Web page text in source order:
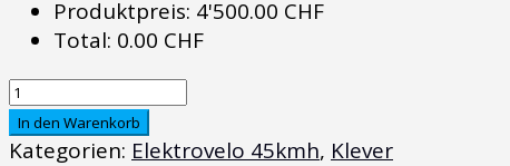
Produktpreis: 4'500.00 CHF
Total: 0.00 CHF
Klever
N
Pinion
In den Warenkorb
Kategorien: Elektrovelo 45kmh, Klever